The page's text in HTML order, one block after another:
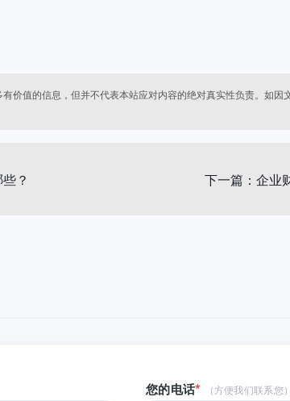
价值的信息，但并不代表本站应对内容的绝对真实性负责。如
？ 下一篇：企业
您的电话* （方便我们联系您）